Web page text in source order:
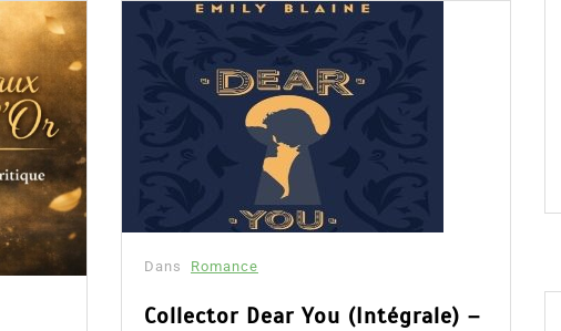
Dans Romance
Collector Dear You (Intégrale) –